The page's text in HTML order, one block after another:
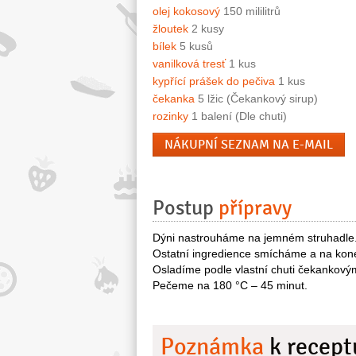
olej kokosový 150 mililitrů
žloutek 2 kusy
bílek 5 kusů
vanilková tresť1 kus
kypřící prášek do pečiva 1 kus
čekanka 5 lžic (Čekankový sirup)
rozinky 1 balení (Dle chuti)
NÁKUPNÍ SEZNAM NA E-MAIL
Postup přípravy
Dýni nastrouháme na jemném
Ostatní ingredience smícháme a na
Osladíme podle vlastní chuti
Pečeme na 180 °C – 45 minut.
Poznámka k